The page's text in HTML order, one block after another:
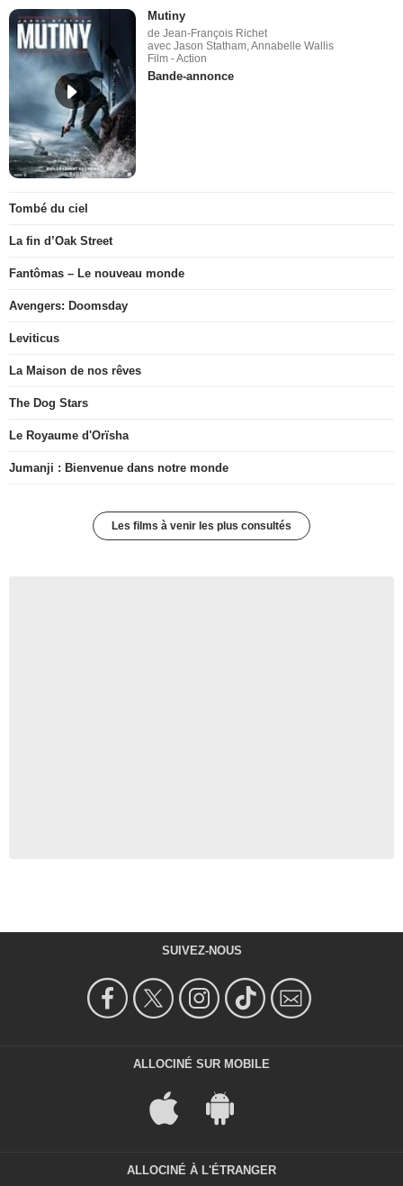
Mutiny
de Jean-François Richet
avec Jason Statham, Annabelle Wallis
Film - Action
Bande-annonce
Tombé du ciel
La fin d’Oak Street
Fantômas – Le nouveau monde
Avengers: Doomsday
Leviticus
La Maison de nos rêves
The Dog Stars
Le Royaume d'Orïsha
Jumanji : Bienvenue dans notre monde
Les films à venir les plus consultés
SUIVEZ-NOUS
ALLOCINÉ SUR MOBILE
ALLOCINÉ À L'ÉTRANGER